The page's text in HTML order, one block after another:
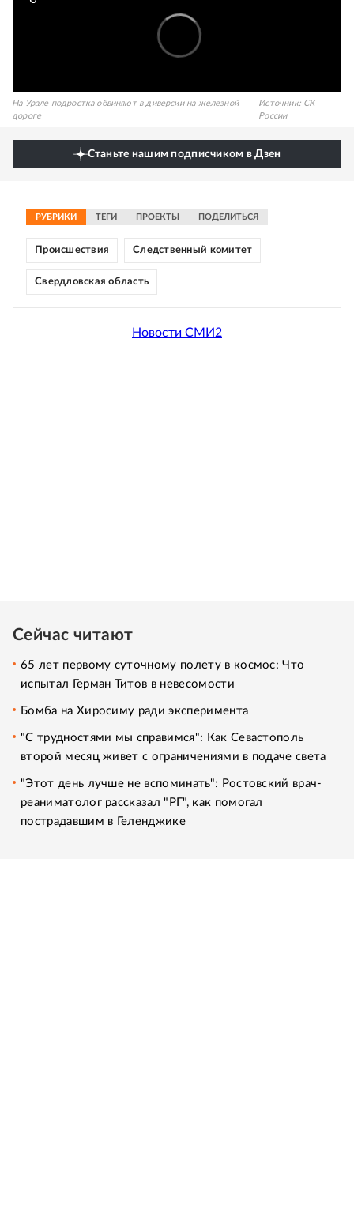
На Урале подростка обвиняют в диверсии на железной
дороге
Источник: СК
России
Станьте нашим подписчиком в Дзен
РУБРИКИ ТЕГИ ПРОЕКТЫ ПОДЕЛИТЬСЯ
Происшествия Следственный комитет
Свердловская область
Новости СМИ2
Сейчас читают
65 лет первому суточному полету в космос: Что
испытал Герман Титов в невесомости
Бомба на Хиросиму ради эксперимента
"С трудностями мы справимся": Как Севастополь
второй месяц живет с ограничениями в подаче света
"Этот день лучше не вспоминать": Ростовский врач-
реаниматолог рассказал "РГ", как помогал
пострадавшим в Геленджике